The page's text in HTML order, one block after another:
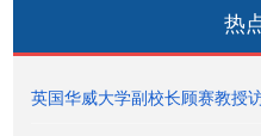
热
英国华威大学副校长顾赛教授